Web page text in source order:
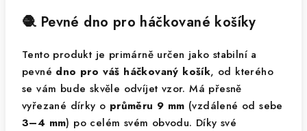
🧶 Pevné dno pro háčkované košíky
Tento produkt je primárně určen jako stabilní a
pevné dno pro váš háčkovaný košík, od kterého
se vám bude skvěle odvíjet vzor. Má přesně
vyřezané dírky o průměru 9 mm (vzdálené od sebe
3–4 mm) po celém svém obvodu. Díky své